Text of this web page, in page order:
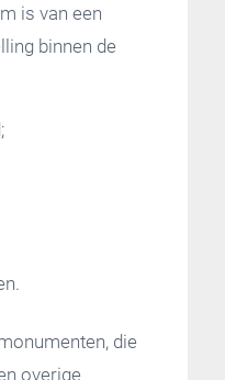
is van een
binnen de
die
overige